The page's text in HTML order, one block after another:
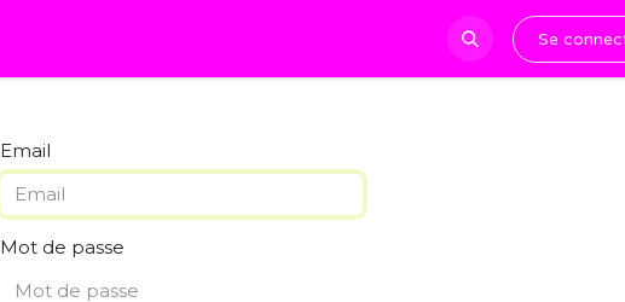
Se
Email
Mot de passe